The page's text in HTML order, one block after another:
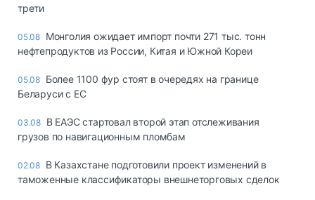
трети
05.08 Монголия ожидает импорт почти 271 тыс. тонн
нефтепродуктов из России, Китая и Южной Кореи
05.08 Более 1100 фур стоят в очередях на границе
Беларуси с ЕС
03.08 В ЕАЭС стартовал второй этап отслеживания
грузов по навигационным пломбам
02.08 В Казахстане подготовили проект изменений в
таможенные классификаторы внешнеторговых сделок